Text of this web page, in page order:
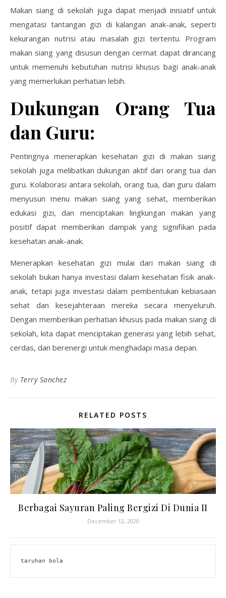
Makan siang di sekolah juga dapat menjadi inisiatif untuk
mengatasi tantangan gizi di kalangan anak-anak, seperti
kekurangan nutrisi atau masalah gizi tertentu. Program
makan siang yang disusun dengan cermat dapat dirancang
untuk memenuhi kebutuhan nutrisi khusus bagi anak-anak
yang memerlukan perhatian lebih.
Dukungan Orang Tua
dan Guru:
Pentingnya menerapkan kesehatan gizi di makan siang
sekolah juga melibatkan dukungan aktif dari orang tua dan
guru. Kolaborasi antara sekolah, orang tua, dan guru dalam
menyusun menu makan siang yang sehat, memberikan
edukasi gizi, dan menciptakan lingkungan makan yang
positif dapat memberikan dampak yang signifikan pada
kesehatan anak-anak.
Menerapkan kesehatan gizi mulai dari makan siang di
sekolah bukan hanya investasi dalam kesehatan fisik anak-
anak, tetapi juga investasi dalam pembentukan kebiasaan
sehat dan kesejahteraan mereka secara menyeluruh.
Dengan memberikan perhatian khusus pada makan siang di
sekolah, kita dapat menciptakan generasi yang lebih sehat,
cerdas, dan berenergi untuk menghadapi masa depan.
By Terry Sanchez
RELATED POSTS
Berbagai Sayuran Paling Bergizi Di Dunia II
December 12, 2020
taruhan bola